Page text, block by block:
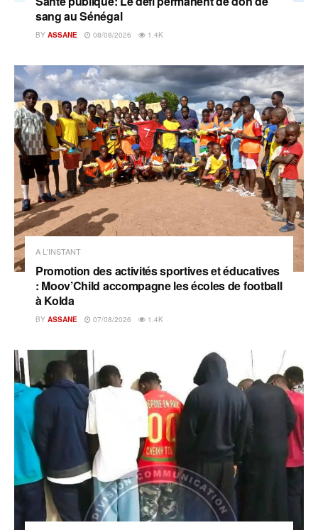
sang au Sénégal
BY ASSANE 08/08/2026 1.4K
A L'INSTANT
Promotion des activités sportives et éducatives
: Moov’Child accompagne les écoles de football
à Kolda
BY ASSANE 07/08/2026 1.4K